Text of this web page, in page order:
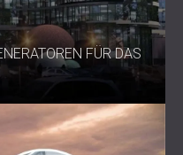
FÜR DAS